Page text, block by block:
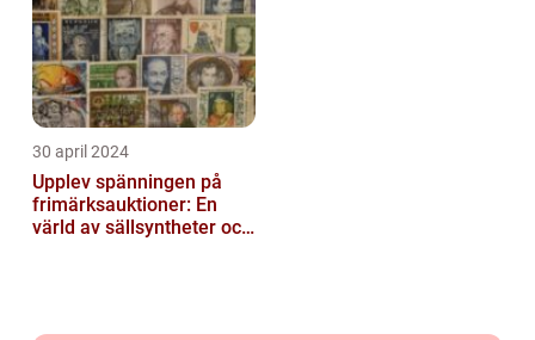
30 april 2024
Upplev spänningen på
frimärksauktioner: En
värld av sällsyntheter och